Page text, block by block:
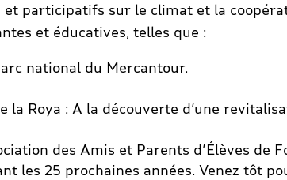
participatifs sur le climat et la
et éducatives, telles que :
national du Mercantour.
la Roya : A la découverte d’une
des Amis et Parents d’Élèves de
les 25 prochaines années. Venez tôt